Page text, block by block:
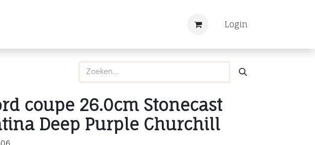
Login
coupe 26.0cm Stonecast
Deep Purple Churchill